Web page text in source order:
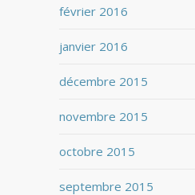
février 2016
janvier 2016
décembre 2015
novembre 2015
octobre 2015
septembre 2015